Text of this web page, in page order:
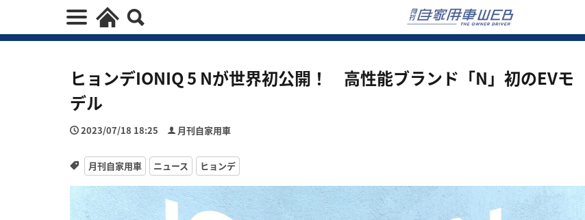
ヒョンデIONIQ 5 Nが世界初公開！ 高性能ブランド「N」初のEVモ
デル
2023/07/18 18:25 月刊自家用車
月刊自家用車 ニュース ヒョンデ